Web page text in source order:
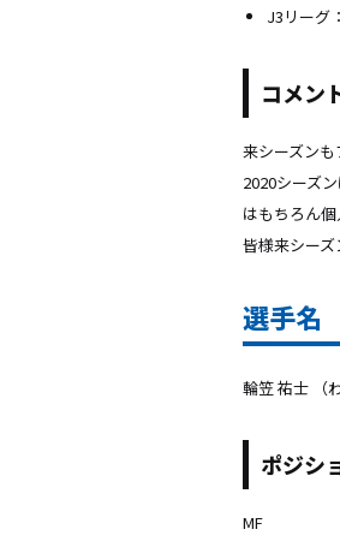
J3リーグ
コメン
来シーズン
2020シーズ
はもちろん
皆様来シーズ
選手名
輪笠 祐士 （
ポジシ
MF